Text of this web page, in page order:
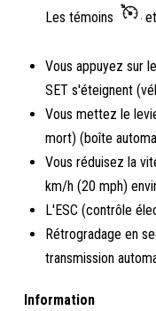
Les témoins
Vous appuyez sur
SET s'éteignent
Vous mettez le
mort) (boîte
Vous réduisez la
km/h (20 mph)
L'ESC (contrôle
Rétrogradage en
transmission
Information